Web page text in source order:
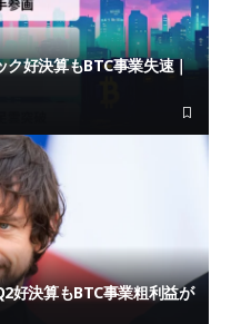
ク好決算もBTC事業失速｜
好決算もBTC事業粗利益が